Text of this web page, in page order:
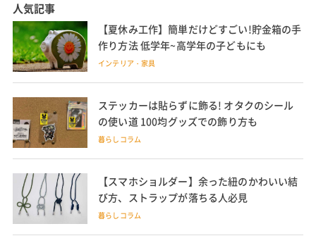
人気記事
【夏休み工作】簡単だけどすごい!貯金箱の手
作り方法 低学年~高学年の子どもにも
インテリア・家具
ステッカーは貼らずに飾る! オタクのシール
の使い道 100均グッズでの飾り方も
暮らしコラム
【スマホショルダー】余った紐のかわいい結
び方、ストラップが落ちる人必見
暮らしコラム